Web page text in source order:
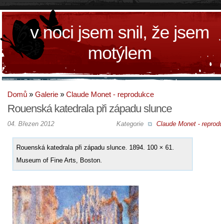
v noci jsem snil, že jsem
motýlem
Domů » Galerie » Claude Monet - reprodukce
Rouenská katedrala při západu slunce
Kategorie Claude Monet -
04. Březen 2012
Rouenská katedrala při západu slunce. 1894. 100 × 61.
Museum of Fine Arts, Boston.